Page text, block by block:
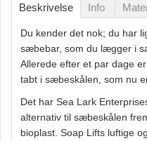
Beskrivelse Info
Du kender det nok; du har
sæbebar, som du lægger i
Allerede efter et par dage
tabt i sæbeskålen, som nu
Det har Sea Lark
alternativ til sæbeskålen
bioplast. Soap Lifts luftige